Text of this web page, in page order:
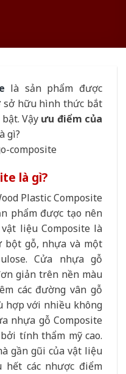
là sản phẩm được
hữu hình thức bắt
Vậy ưu điểm của
gì?
là gì?
Plastic Composite
phẩm được tạo nên
liệu Composite là
bột gỗ, nhựa và một
Cửa nhựa gỗ
giản trên nền màu
các đường vân gỗ
hợp với nhiều không
nhựa gỗ Composite
tính thẩm mỹ cao.
gần gũi của vật liệu
hết các nhược điểm